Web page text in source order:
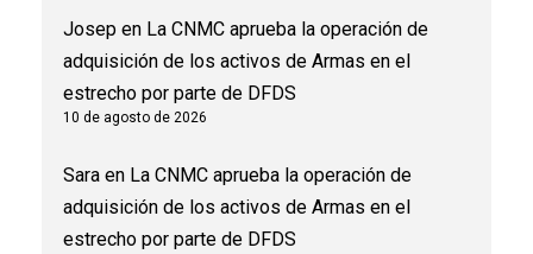
Josep en La CNMC aprueba la operación de
adquisición de los activos de Armas en el
estrecho por parte de DFDS
10 de agosto de 2026
Sara en La CNMC aprueba la operación de
adquisición de los activos de Armas en el
estrecho por parte de DFDS